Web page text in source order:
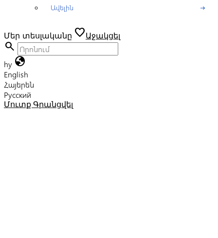
Ավելին
arrow_right_alt
Մեր տեսլականը favoriteԱջակցել
search
hy globe
English
Հայերեն
Русский
Մուտք Գրանցվել